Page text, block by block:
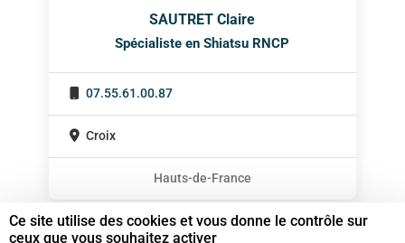
SAUTRET Claire
Spécialiste en Shiatsu RNCP
07.55.61.00.87
Croix
Hauts-de-France
Ce site utilise des cookies et vous donne le contrôle sur
ceux que vous souhaitez activer